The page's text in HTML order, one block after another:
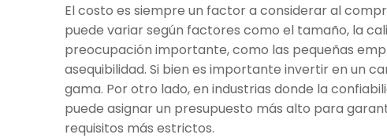
El costo es siempre un factor a considerar al
puede variar según factores como el tamaño, la
preocupación importante, como las pequeñas
asequibilidad. Si bien es importante invertir en un
gama. Por otro lado, en industrias donde la
puede asignar un presupuesto más alto para
requisitos más estrictos.